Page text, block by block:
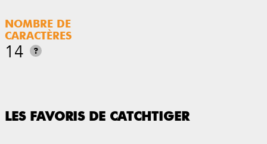
NOMBRE DE
CARACTÈRES
14 ?
LES FAVORIS DE CATCHTIGER